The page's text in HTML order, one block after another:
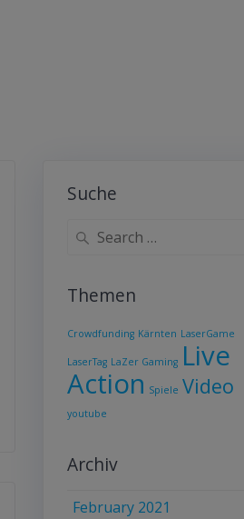
Suche
Search
Themen
Crowdfunding Kärnten LaserGame
LaserTag LaZer Gaming Live
Action Spiele Video
youtube
Archiv
February 2021